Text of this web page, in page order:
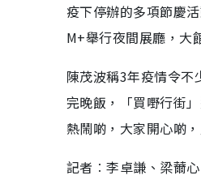
疫下停辦的多項節慶
M+舉行夜間展廳，大
陳茂波稱3年疫情令
完晚飯，「買嘢行街
熱鬧啲，大家開心啲
記者︰李卓謙、梁薾心